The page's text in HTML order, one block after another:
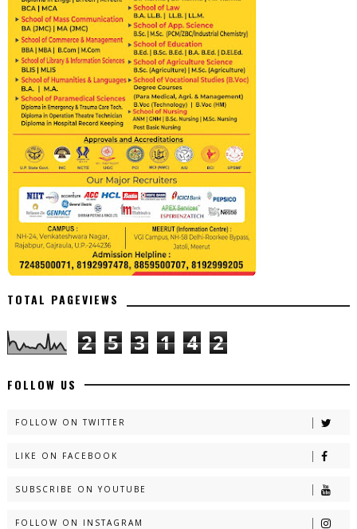
TOTAL PAGEVIEWS
2 5 3 1 4 2
FOLLOW US
FOLLOW ON TWITTER
LIKE ON FACEBOOK
SUBSCRIBE ON YOUTUBE
FOLLOW ON INSTAGRAM